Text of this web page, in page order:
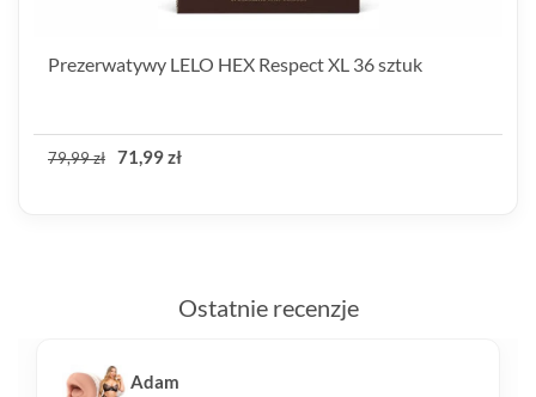
Prezerwatywy LELO HEX Respect XL 36 sztuk
79,99 zł 71,99 zł
Ostatnie recenzje
Adam